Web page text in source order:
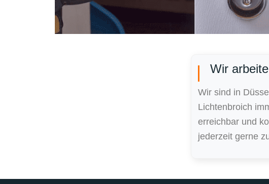
Wir
Wir sind in
Lichtenbroich
erreichbar und
jederzeit gerne